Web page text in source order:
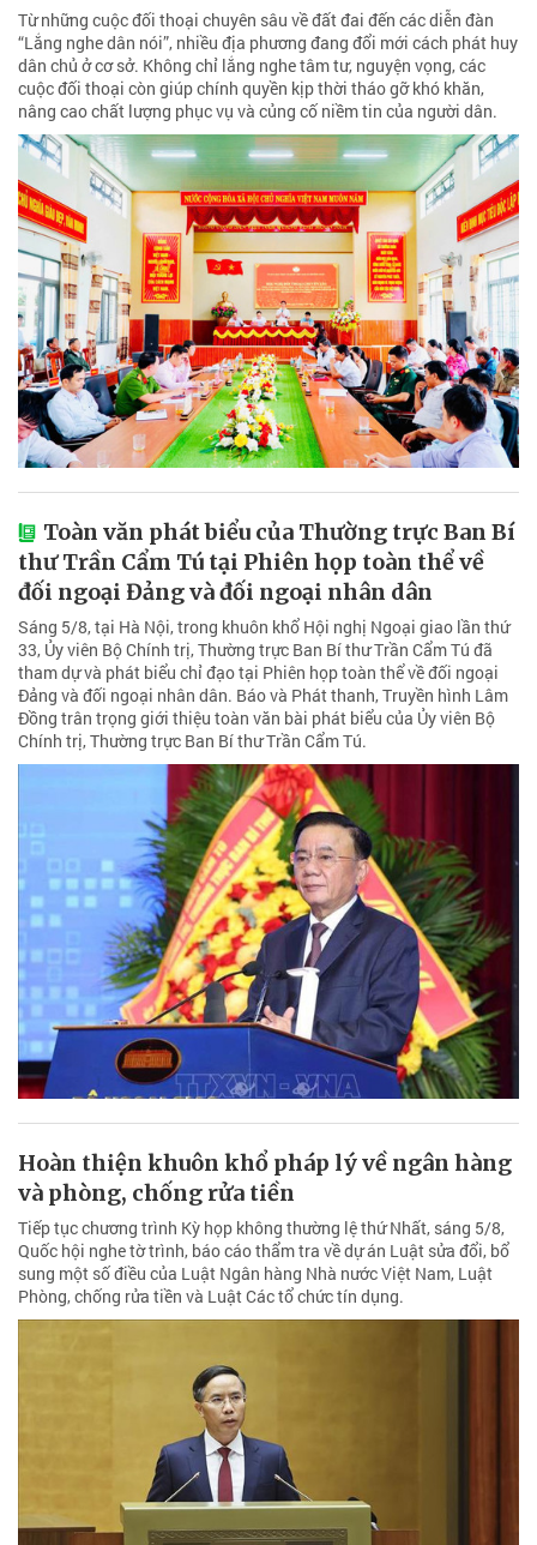
Từ những cuộc đối thoại chuyên sâu về đất đai đến các diễn đàn
“Lắng nghe dân nói”, nhiều địa phương đang đổi mới cách phát huy
dân chủ ở cơ sở. Không chỉ lắng nghe tâm tư, nguyện vọng, các
cuộc đối thoại còn giúp chính quyền kịp thời tháo gỡ khó khăn,
nâng cao chất lượng phục vụ và củng cố niềm tin của người dân.
Toàn văn phát biểu của Thường trực Ban Bí
thư Trần Cẩm Tú tại Phiên họp toàn thể về
đối ngoại Đảng và đối ngoại nhân dân
Sáng 5/8, tại Hà Nội, trong khuôn khổ Hội nghị Ngoại giao lần thứ
33, Ủy viên Bộ Chính trị, Thường trực Ban Bí thư Trần Cẩm Tú đã
tham dự và phát biểu chỉ đạo tại Phiên họp toàn thể về đối ngoại
Đảng và đối ngoại nhân dân. Báo và Phát thanh, Truyền hình Lâm
Đồng trân trọng giới thiệu toàn văn bài phát biểu của Ủy viên Bộ
Chính trị, Thường trực Ban Bí thư Trần Cẩm Tú.
Hoàn thiện khuôn khổ pháp lý về ngân hàng
và phòng, chống rửa tiền
Tiếp tục chương trình Kỳ họp không thường lệ thứ Nhất, sáng 5/8,
Quốc hội nghe tờ trình, báo cáo thẩm tra về dự án Luật sửa đổi, bổ
sung một số điều của Luật Ngân hàng Nhà nước Việt Nam, Luật
Phòng, chống rửa tiền và Luật Các tổ chức tín dụng.